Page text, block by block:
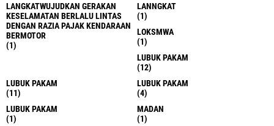
LANGKATWUJUDKAN GERAKAN
KESELAMATAN BERLALU LINTAS
DENGAN RAZIA PAJAK KENDARAAN
BERMOTOR
(1)
LANNGKAT
(1)
LOKSMWA
(1)
LUBUK PAKAM
(12)
LUBUK PAKAM
(11)
LUBUK PAKAM
(4)
LUBUK PAKAM
(1)
MADAN
(1)